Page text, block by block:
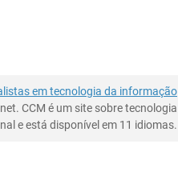
em tecnologia da informação
CCM é um site sobre tecnologia
e está disponível em 11 idiomas.